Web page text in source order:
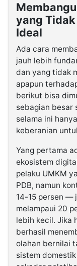
yang
Ideal
Ada cara
jauh lebih
dan yang tidak
apapun
berikut bisa
sebagian besar
selama ini
keberanian
Yang pertama
ekosistem
pelaku UMKM
PDB, namun
14-15 persen —
melampaui 20
lebih kecil. Jika
berhasil
olahan bernilai
sistem